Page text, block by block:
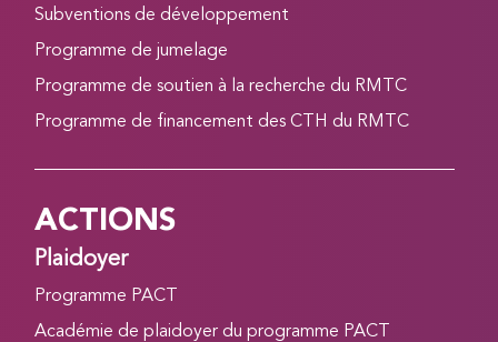
Subventions de développement
Programme de jumelage
Programme de soutien à la recherche du RMTC
Programme de financement des CTH du RMTC
ACTIONS
Plaidoyer
Programme PACT
Académie de plaidoyer du programme PACT